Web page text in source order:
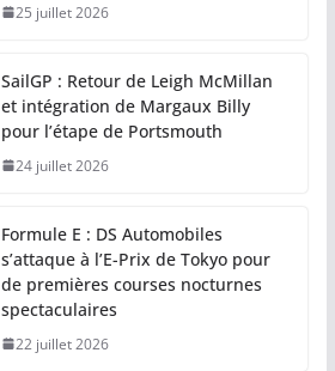
25 juillet 2026
SailGP : Retour de Leigh McMillan
et intégration de Margaux Billy
pour l’étape de Portsmouth
24 juillet 2026
Formule E : DS Automobiles
s’attaque à l’E-Prix de Tokyo pour
de premières courses nocturnes
spectaculaires
22 juillet 2026